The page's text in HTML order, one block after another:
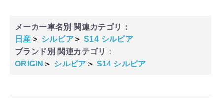
メーカー車名別 関連カテゴリ：
日産 ＞ シルビア ＞ S14 シルビア
ブランド別 関連カテゴリ：
ORIGIN ＞ シルビア ＞ S14 シルビア